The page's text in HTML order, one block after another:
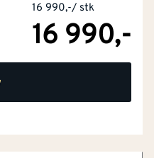
16 990,-/ stk
16 990,-